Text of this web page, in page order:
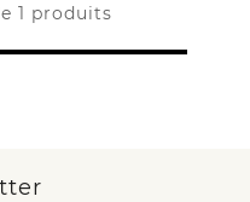
1 produits